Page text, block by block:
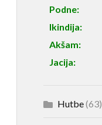
Podne:
Ikindija:
Akšam:
Jacija:
Hutbe(63)